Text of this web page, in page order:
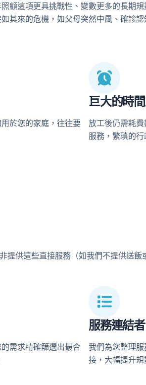
顧這項更具挑戰性、變數更多的長期
其來的危機，如父母突然中風、確診
於您的家庭，往往要
巨大的時
放工後仍需耗
服務，繁瑣的
供這些直接服務（如我們不提供送飯
需求精確篩選出最合
服務連結者
我們為您整理
接，大幅提升規